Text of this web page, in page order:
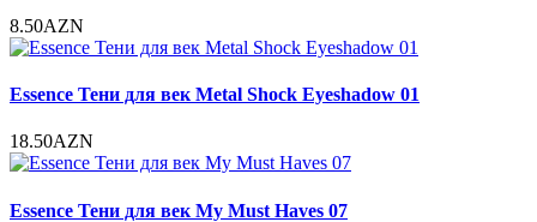
8.50AZN
Essence Тени для век Metal Shock Eyeshadow 01
18.50AZN
Essence Тени для век My Must Haves 07